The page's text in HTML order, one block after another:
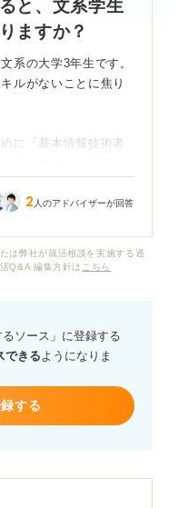
と、文系学生
ますか？
系の大学3年生です。
ルがないことに焦り
に「基本情報技術者
るのですが、実際の
どのようにアピール
2 人のアドバイザーが回答
は弊社が就活相談を実施する過
Q&A 編集方針は こちら
ソース」に登録する
できるようになりま
する